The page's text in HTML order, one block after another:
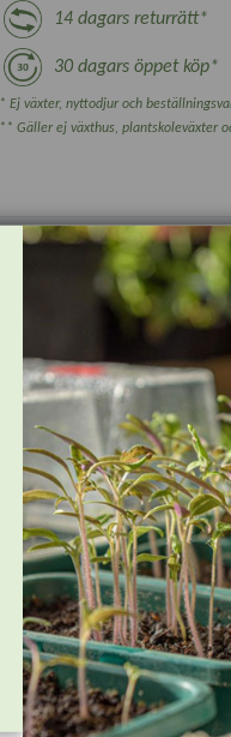
14 dagars returrätt*
30 dagars öppet köp*
* Ej växter, nyttodjur och
** Gäller ej växthus, plantskoleväxter